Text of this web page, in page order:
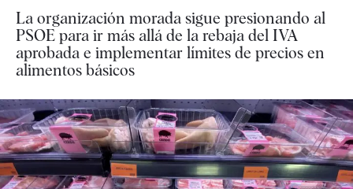
La organización morada sigue presionando al
PSOE para ir más allá de la rebaja del IVA
aprobada e implementar límites de precios en
alimentos básicos